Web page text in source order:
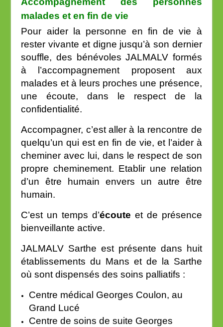
malades et en fin de vie
Pour aider la personne en fin de vie à
rester vivante et digne jusqu’à son dernier
souffle, des bénévoles JALMALV formés
à l’accompagnement proposent aux
malades et à leurs proches une présence,
une écoute, dans le respect de la
confidentialité.
Accompagner, c’est aller à la rencontre de
quelqu’un qui est en fin de vie, et l’aider à
cheminer avec lui, dans le respect de son
propre cheminement. Etablir une relation
d’un être humain envers un autre être
humain.
C’est un temps d’écoute et de présence
bienveillante active.
JALMALV Sarthe est présente dans huit
établissements du Mans et de la Sarthe
où sont dispensés des soins palliatifs :
Centre médical Georges Coulon, au
Grand Lucé
Centre de soins de suite Georges